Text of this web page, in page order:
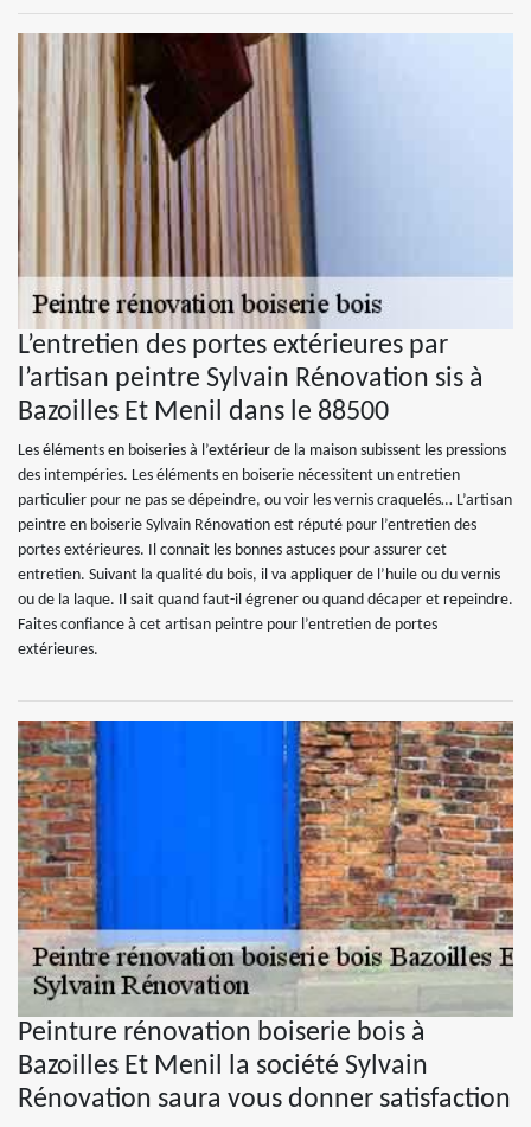
L’entretien des portes extérieures par
l’artisan peintre Sylvain Rénovation sis à
Bazoilles Et Menil dans le 88500
Les éléments en boiseries à l’extérieur de la maison subissent les pressions
des intempéries. Les éléments en boiserie nécessitent un entretien
particulier pour ne pas se dépeindre, ou voir les vernis craquelés… L’artisan
peintre en boiserie Sylvain Rénovation est réputé pour l’entretien des
portes extérieures. Il connait les bonnes astuces pour assurer cet
entretien. Suivant la qualité du bois, il va appliquer de l’huile ou du vernis
ou de la laque. Il sait quand faut-il égrener ou quand décaper et repeindre.
Faites confiance à cet artisan peintre pour l’entretien de portes
extérieures.
Peinture rénovation boiserie bois à
Bazoilles Et Menil la société Sylvain
Rénovation saura vous donner satisfaction